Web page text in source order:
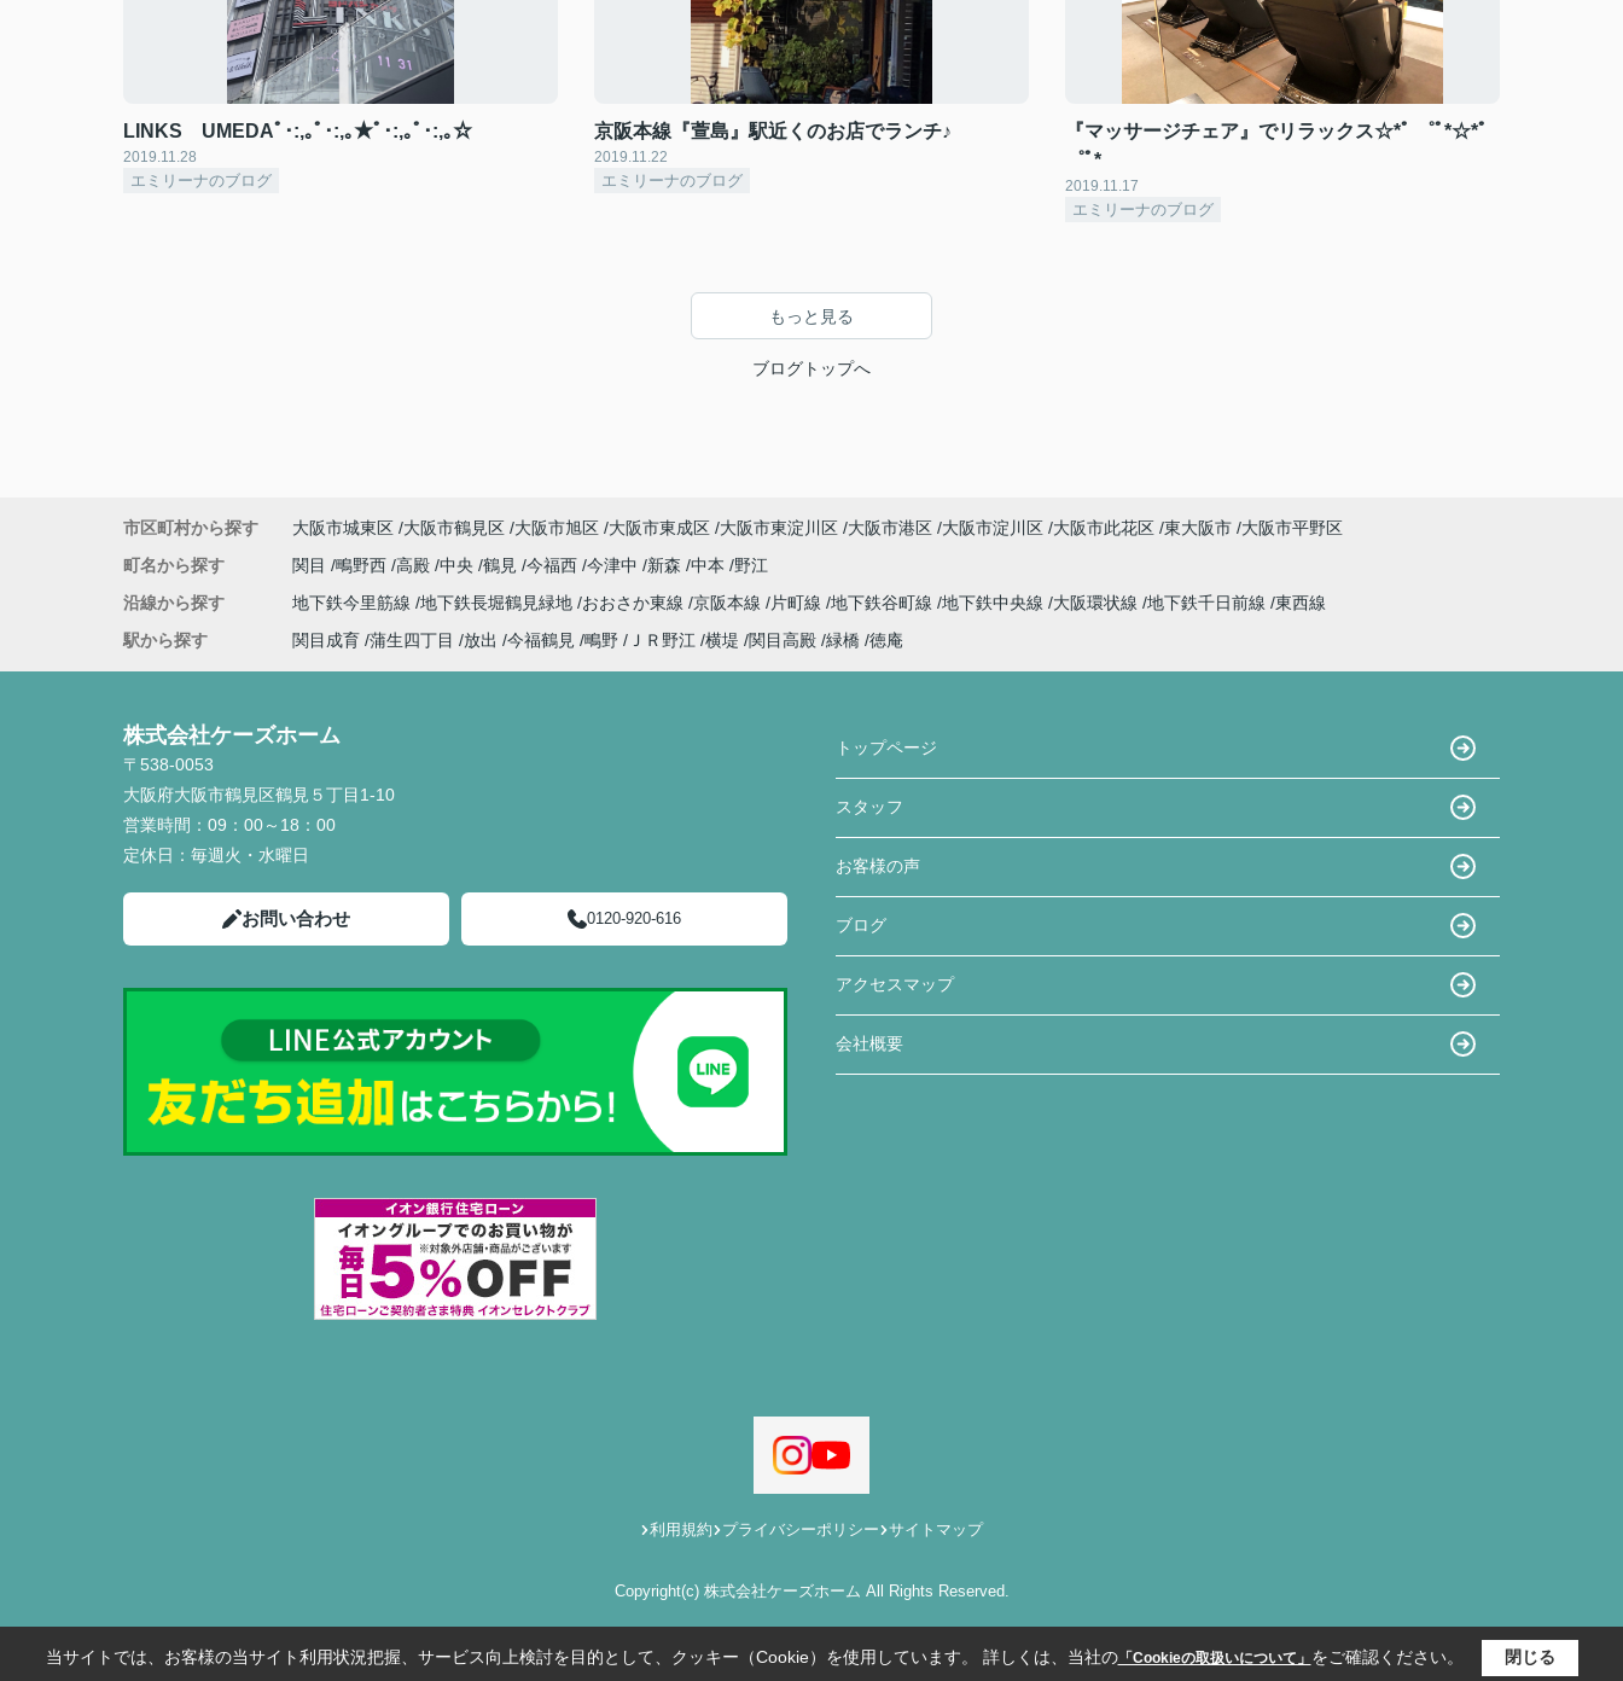
LINKS UMEDAﾟ･:,｡ﾟ･:,｡★ﾟ･:,｡ﾟ･:,｡☆
2019.11.28
エミリーナのブログ
京阪本線『萱島』駅近くのお店でランチ♪
2019.11.22
エミリーナのブログ
『マッサージチェア』でリラックス☆*ﾟ ゜ﾟ*☆*ﾟ
゜ﾟ*
2019.11.17
エミリーナのブログ
もっと見る
ブログトップへ
市区町村から探す 大阪市城東区 大阪市鶴見区 大阪市旭区 大阪市東成区 大阪市東淀川区 大阪市港区 大阪市淀川区 大阪市此花区 東大阪市 大阪市平野区
町名から探す
関目 鴫野西 高殿 中央 鶴見 今福西 今津中 新森 中本
野江
沿線から探す
地下鉄今里筋線 地下鉄長堀鶴見緑地 おおさか東線 京阪本線 片町線 地下鉄谷町線 地下鉄中央線 大阪環状線 地下鉄千日前線 東西線
駅から探す
関目成育 蒲生四丁目 放出 今福鶴見 鴫野 ＪＲ野江 横堤 関目高殿 緑橋 徳庵
株式会社ケーズホーム
〒538-0053
大阪府大阪市鶴見区鶴見５丁目1-10
営業時間： 09：00～18：00
定休日： 毎週火・水曜日
お問い合わせ 0120-920-616
トップページ
スタッフ
お客様の声
ブログ
アクセスマップ
会社概要
利用規約 プライバシーポリシー サイトマップ
Copyright(c) 株式会社ケーズホーム All Rights Reserved.
当サイトでは、お客様の当サイト利用状況把握、サービス向上検討を目的として、クッキー（Cookie）を使用しています。 詳しくは、当社の「Cookieの取扱いについて」 をご確認ください。 閉じる